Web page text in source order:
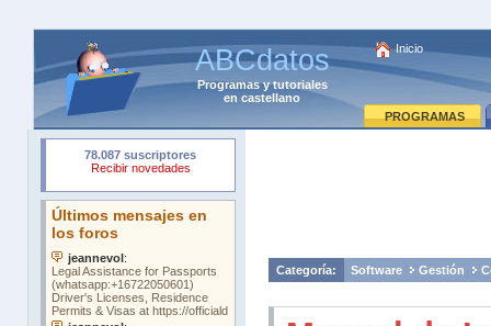
ABCdatos
Programasytutoriales
en castellano
Inicio
PROGRAMAS
Categoría: Software Gestión